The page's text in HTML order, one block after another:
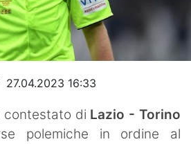
27.04.2023 16:33
contestato di Lazio - Torino
polemiche in ordine al